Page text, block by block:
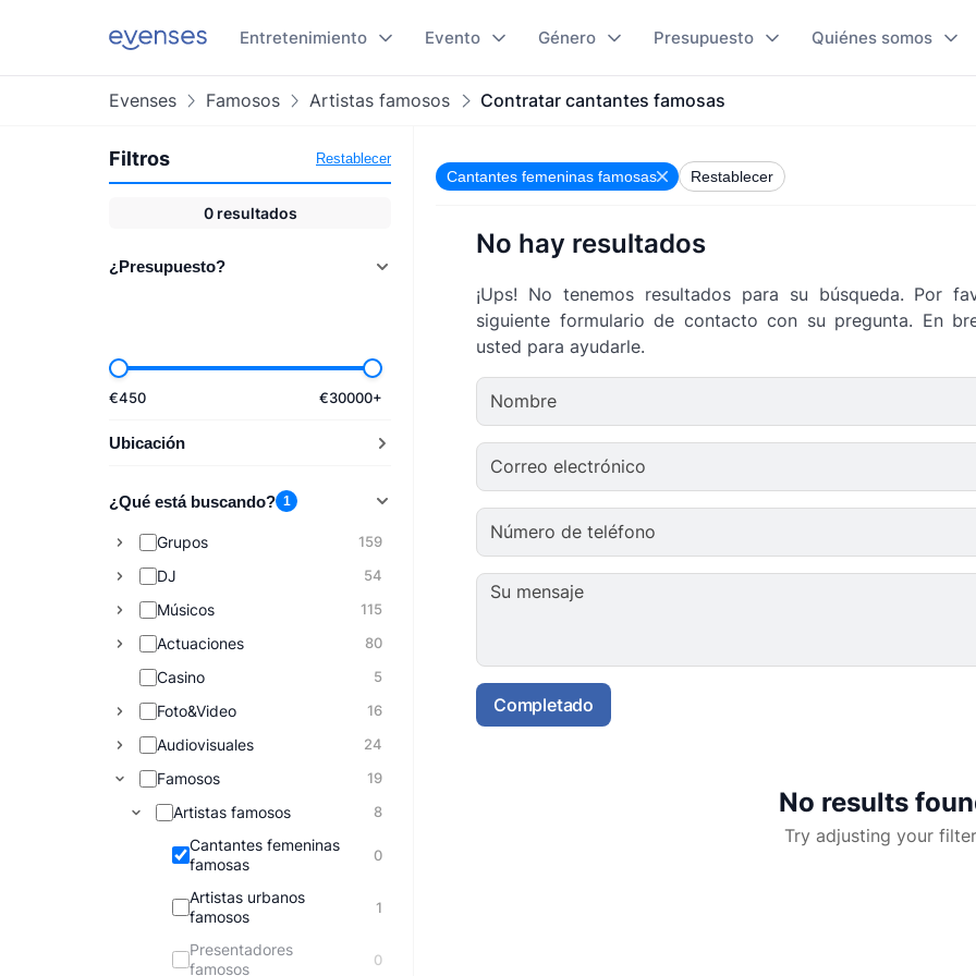
Entretenimiento Evento Género Presupuesto Quiénes somos
Evenses Famosos Artistas famosos Contratar cantantes famosas
Filtros Restablecer
0 resultados
¿Presupuesto?
€450 €30000+
Ubicación
¿Qué está buscando? 1
Grupos 159
DJ 54
Músicos 115
Actuaciones 80
Casino 5
Foto&Video 16
Audiovisuales 24
Famosos 19
Artistas famosos 8
Cantantes femeninas
famosas
0
Artistas urbanos
famosos
1
Presentadores
famosos
0
Cantantes femeninas famosas Restablecer
No hay resultados
¡Ups! No tenemos resultados para su búsqueda. Por
siguiente formulario de contacto con su pregunta. En
usted para ayudarle.
Nombre
Correo electrónico
Número de teléfono
Su mensaje
Completado
No results
Try adjusting your